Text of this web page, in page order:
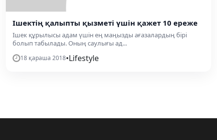
Ішектің қалыпты қызметі үшін қажет 10 ереже
Ішек құрылысы адам үшін ең маңызды ағазалардың бірі
болып табылады. Оның саулығы ад...
18 қараша 2018•Lifestyle